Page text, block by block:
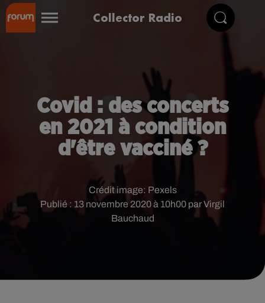
Collector Radio
Covid : des concerts
en 2021 à condition
d'être vacciné ?
Publié : 13 novembre 2020 à 10h00 par Virgil
Bauchaud
Crédit image: Pexels